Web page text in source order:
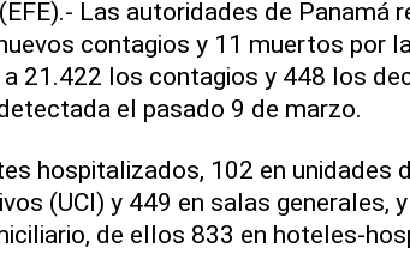
Las autoridades de Panamá
contagios y 11 muertos por
a 21.422 los contagios y 448 los
el pasado 9 de marzo.
hospitalizados, 102 en unidades
(UCI) y 449 en salas generales,
de ellos 833 en hoteles-